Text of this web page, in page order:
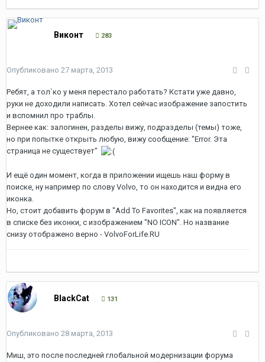
Виконт 283
Опубликовано 27 марта, 2013
Ребят, а тол`ко у меня перестало работать? Кстати уже давно,
руки не доходили написать. Хотел сейчас изображение запостить
и вспомнил про траблы.
Вернее как: залогинен, разделы вижу, подразделы (темы) тоже,
но при попытке открыть любую, вижу сообщение: "Error. Эта
страница не существует"
И ещё один момент, когда в приложении ищешь наш форму в
поиске, ну например по слову Volvo, то он находится и видна его
иконка.
Но, стоит добавить форум в "Add To Favorites", как на появляется
в списке без иконки, с изображением "NO ICON". Но название
снизу отображено верно - VolvoForLife.RU
BlackCat 131
Опубликовано 28 марта, 2013
Миш, это после последней глобальной модернизации форума